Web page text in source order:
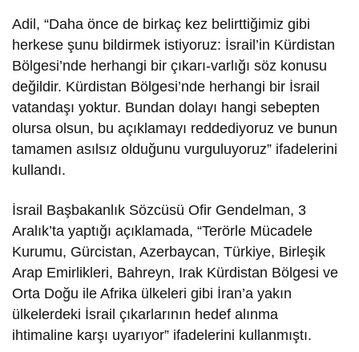
Adil, “Daha önce de birkaç kez belirttiğimiz gibi
herkese şunu bildirmek istiyoruz: İsrail’in Kürdistan
Bölgesi’nde herhangi bir çıkarı-varlığı söz konusu
değildir. Kürdistan Bölgesi’nde herhangi bir İsrail
vatandaşı yoktur. Bundan dolayı hangi sebepten
olursa olsun, bu açıklamayı reddediyoruz ve bunun
tamamen asılsız olduğunu vurguluyoruz” ifadelerini
kullandı.
İsrail Başbakanlık Sözcüsü Ofir Gendelman, 3
Aralık’ta yaptığı açıklamada, “Terörle Mücadele
Kurumu, Gürcistan, Azerbaycan, Türkiye, Birleşik
Arap Emirlikleri, Bahreyn, Irak Kürdistan Bölgesi ve
Orta Doğu ile Afrika ülkeleri gibi İran’a yakın
ülkelerdeki İsrail çıkarlarının hedef alınma
ihtimaline karşı uyarıyor” ifadelerini kullanmıştı.